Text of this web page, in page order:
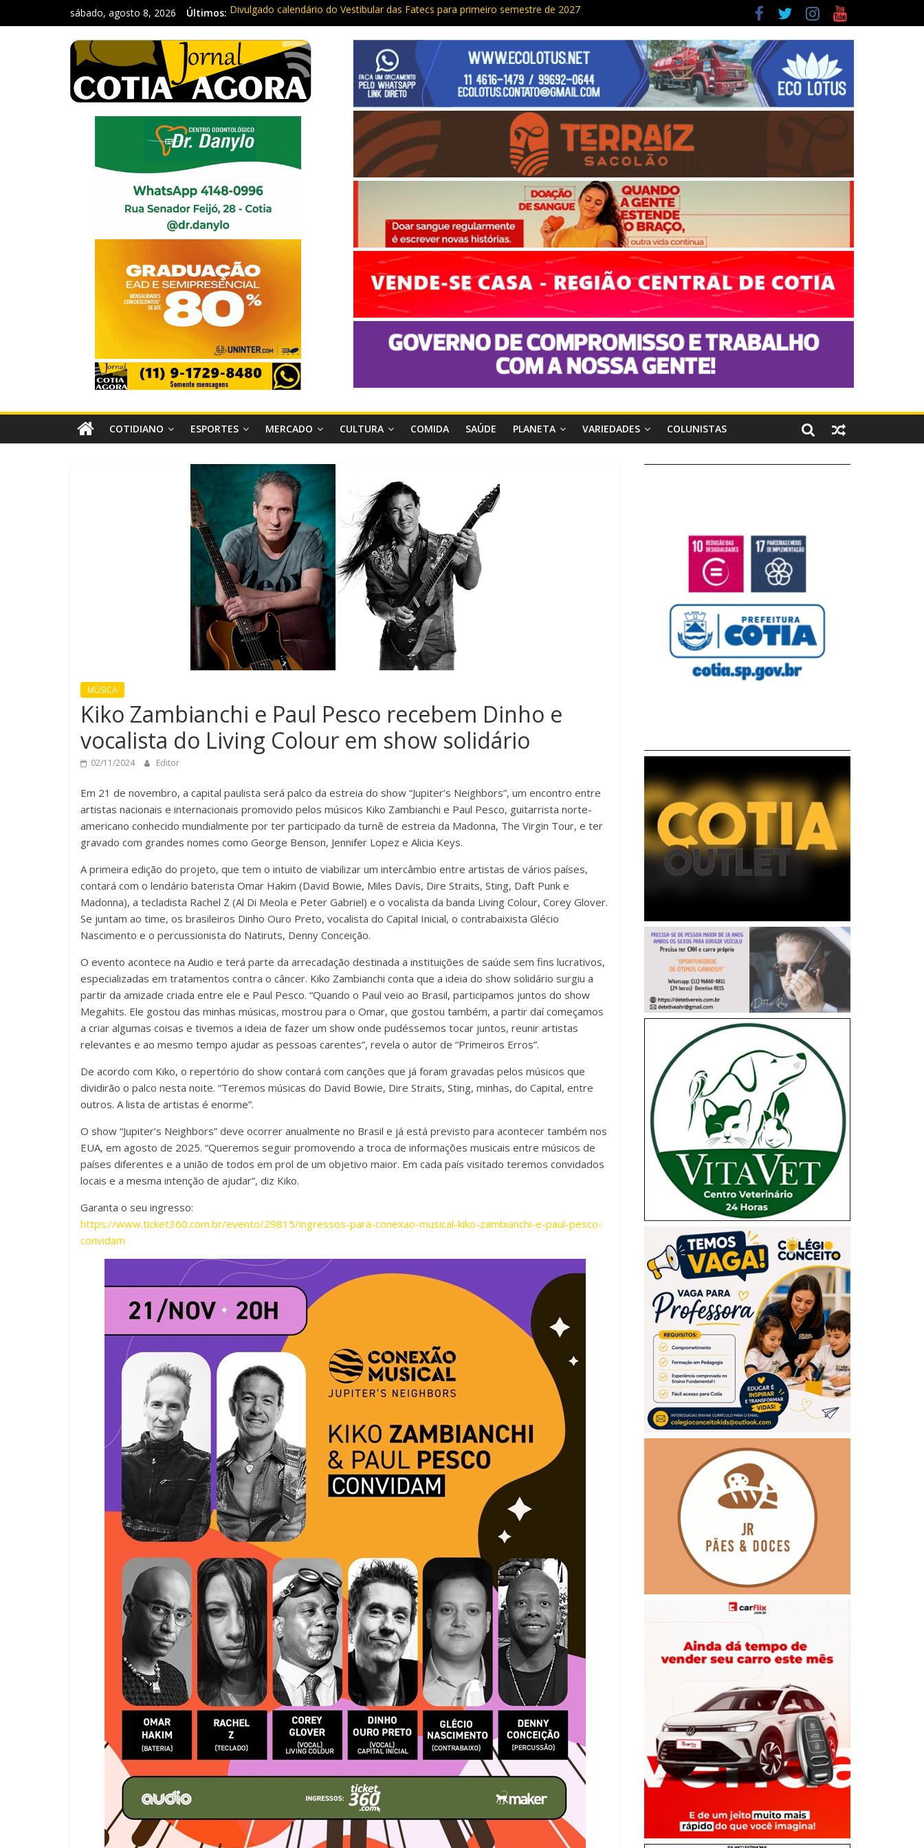
sábado, agosto 8, 2026 Últimos: Divulgado calendário do Vestibular das Fatecs para primeiro semestre de 2027
Mapa da Desigualdade da Grande SP: Vargem Grande Paulista em boa posição. Cotia entre as últimas do ranking
Morador denuncia furto de cabos em postes na Estrada da Roselândia
Itapevi: Em duas ocorrências, PM recupera carga roubada, caminhão e liberta vítimas
Sebrae promove curso de compras públicas em Vargem Grande Paulista
COTIDIANO ESPORTES MERCADO CULTURA COMIDA SAÚDE PLANETA VARIEDADES COLUNISTAS
MÚSICA
Kiko Zambianchi e Paul Pesco recebem Dinho e
vocalista do Living Colour em show solidário
02/11/2024 Editor
Em 21 de novembro, a capital paulista será palco da estreia do show “Jupiter’s Neighbors”, um encontro entre
artistas nacionais e internacionais promovido pelos músicos Kiko Zambianchi e Paul Pesco, guitarrista norte-
americano conhecido mundialmente por ter participado da turnê de estreia da Madonna, The Virgin Tour, e ter
gravado com grandes nomes como George Benson, Jennifer Lopez e Alicia Keys.
A primeira edição do projeto, que tem o intuito de viabilizar um intercâmbio entre artistas de vários países,
contará com o lendário baterista Omar Hakim (David Bowie, Miles Davis, Dire Straits, Sting, Daft Punk e
Madonna), a tecladista Rachel Z (Al Di Meola e Peter Gabriel) e o vocalista da banda Living Colour, Corey Glover.
Se juntam ao time, os brasileiros Dinho Ouro Preto, vocalista do Capital Inicial, o contrabaixista Glécio
Nascimento e o percussionista do Natiruts, Denny Conceição.
O evento acontece na Audio e terá parte da arrecadação destinada a instituições de saúde sem fins lucrativos,
especializadas em tratamentos contra o câncer. Kiko Zambianchi conta que a ideia do show solidário surgiu a
partir da amizade criada entre ele e Paul Pesco. “Quando o Paul veio ao Brasil, participamos juntos do show
Megahits. Ele gostou das minhas músicas, mostrou para o Omar, que gostou também, a partir daí começamos
a criar algumas coisas e tivemos a ideia de fazer um show onde pudéssemos tocar juntos, reunir artistas
relevantes e ao mesmo tempo ajudar as pessoas carentes”, revela o autor de “Primeiros Erros”.
De acordo com Kiko, o repertório do show contará com canções que já foram gravadas pelos músicos que
dividirão o palco nesta noite. “Teremos músicas do David Bowie, Dire Straits, Sting, minhas, do Capital, entre
outros. A lista de artistas é enorme”.
O show “Jupiter’s Neighbors” deve ocorrer anualmente no Brasil e já está previsto para acontecer também nos
EUA, em agosto de 2025. “Queremos seguir promovendo a troca de informações musicais entre músicos de
países diferentes e a união de todos em prol de um objetivo maior. Em cada país visitado teremos convidados
locais e a mesma intenção de ajudar”, diz Kiko.
Garanta o seu ingresso:
https://www.ticket360.com.br/evento/29815/ingressos-para-conexao-musical-kiko-zambianchi-e-paul-pesco-
convidam